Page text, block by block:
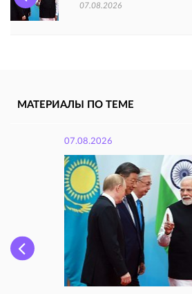
07.08.2026
МАТЕРИАЛЫ ПО ТЕМЕ
07.08.2026